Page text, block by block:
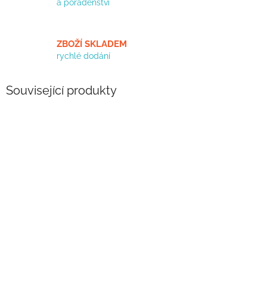
a poradenství
ZBOŽÍ SKLADEM
rychlé dodání
Související produkty